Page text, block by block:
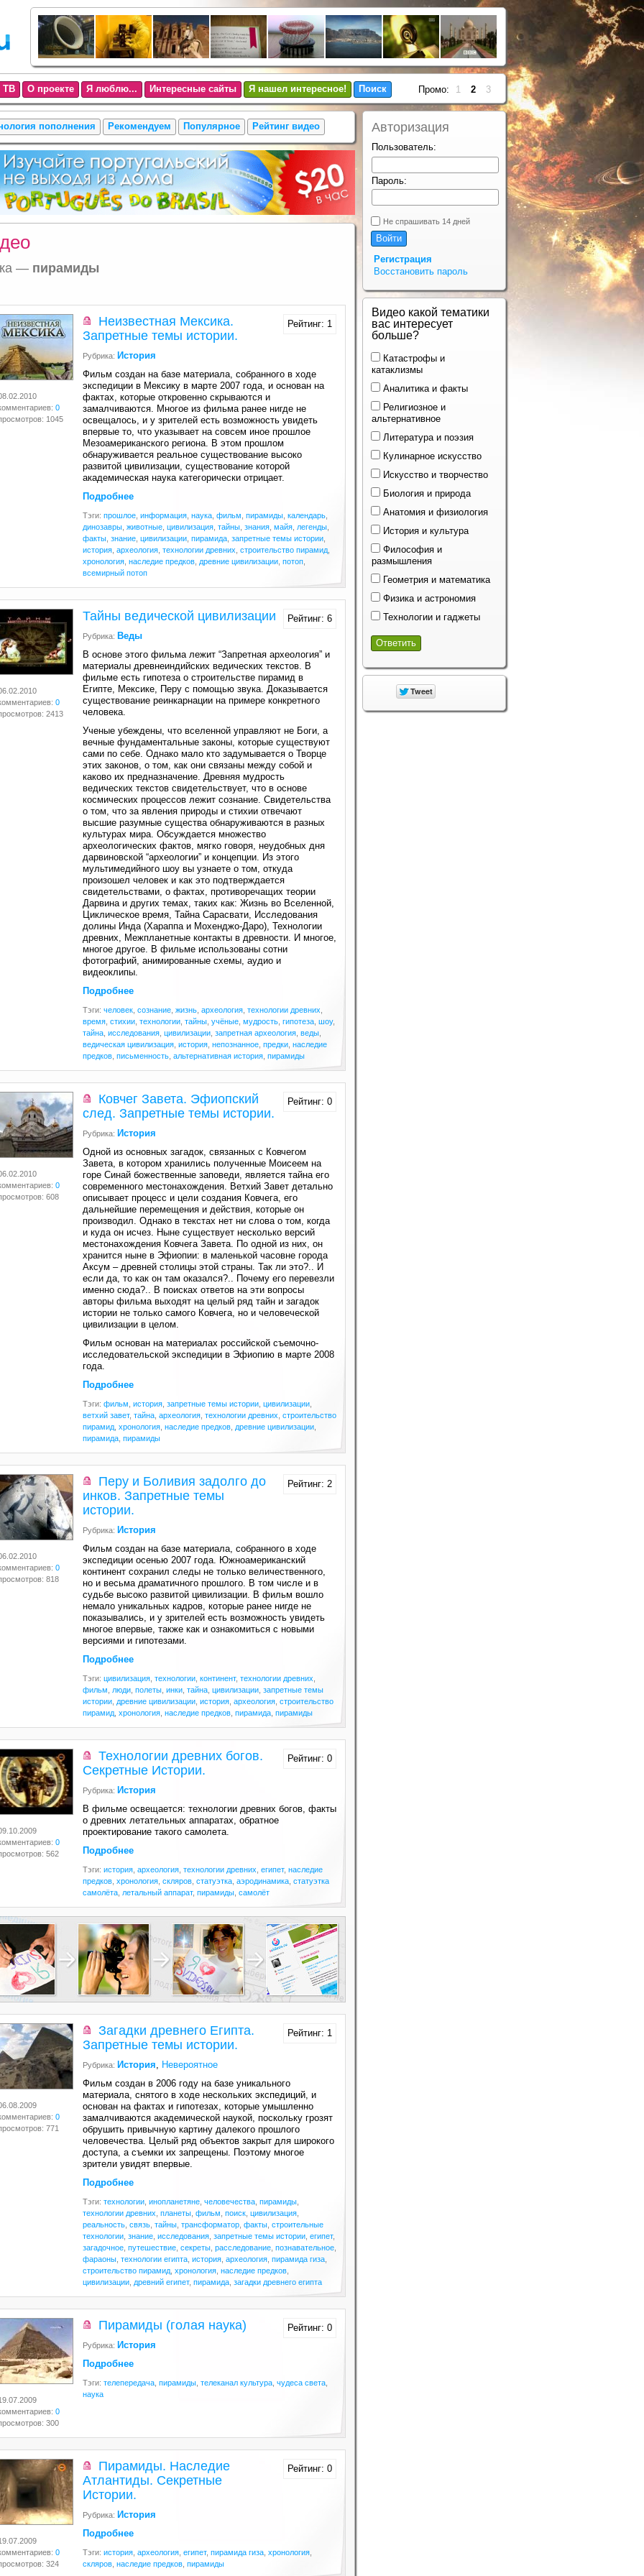
ТВ О проекте Я люблю... Интересные сайты Я нашел интересное! Поиск Промо: 1 2 3
пополнения Рекомендуем Популярное Рейтинг видео
— пирамиды
0
1045
Рейтинг: 1
Неизвестная Мексика.
Запретные темы истории.
Рубрика: История
Фильм создан на базе материала, собранного в ходе
экспедиции в Мексику в марте 2007 года, и основан на
фактах, которые откровенно скрываются и
замалчиваются. Многое из фильма ранее нигде не
освещалось, и у зрителей есть возможность увидеть
впервые то, что указывает на совсем иное прошлое
Мезоамериканского региона. В этом прошлом
обнаруживается реальное существование высоко
развитой цивилизации, существование которой
академическая наука категорически отрицает.
Подробнее
Тэги: прошлое информация наука фильм пирамиды календарь
динозавры животные цивилизация тайны знания майя легенды
факты знание цивилизации пирамида запретные темы истории
история археология технологии древних строительство пирамид
хронология наследие предков древние цивилизации потоп
всемирный потоп
0
2413
Рейтинг: 6
Тайны ведической цивилизации
Рубрика: Веды
В основе этого фильма лежит “Запретная археология” и
материалы древнеиндийских ведических текстов. В
фильме есть гипотеза о строительстве пирамид в
Египте, Мексике, Перу с помощью звука. Доказывается
существование реинкарнации на примере конкретного
человека.
Ученые убеждены, что вселенной управляют не Боги, а
вечные фундаментальные законы, которые существуют
сами по себе. Однако мало кто задумывается о Творце
этих законов, о том, как они связаны между собой и
каково их предназначение. Древняя мудрость
ведических текстов свидетельствует, что в основе
космических процессов лежит сознание. Свидетельства
о том, что за явления природы и стихии отвечают
высшие разумные существа обнаруживаются в разных
культурах мира. Обсуждается множество
археологических фактов, мягко говоря, неудобных дня
дарвиновской “археологии” и концепции. Из этого
мультимедийного шоу вы узнаете о том, откуда
произошел человек и как это подтверждается
свидетельствами, о фактах, противоречащих теории
Дарвина и других темах, таких как: Жизнь во Вселенной,
Циклическое время, Тайна Сарасвати, Исследования
долины Инда (Хараппа и Мохенджо-Даро), Технологии
древних, Межпланетные контакты в древности. И многое,
многое другое. В фильме использованы сотни
фотографий, анимированные схемы, аудио и
видеоклипы.
Подробнее
Тэги: человек сознание жизнь археология технологии древних
время стихии технологии тайны учёные мудрость гипотеза шоу,
тайна исследования цивилизации запретная археология веды
ведическая цивилизация история непознанное предки наследие
предков письменность альтернативная история пирамиды
0
608
Рейтинг: 0
Ковчег Завета. Эфиопский
след. Запретные темы истории.
Рубрика: История
Одной из основных загадок, связанных с Ковчегом
Завета, в котором хранились полученные Моисеем на
горе Синай божественные заповеди, является тайна его
современного местонахождения. Ветхий Завет детально
описывает процесс и цели создания Ковчега, его
дальнейшие перемещения и действия, которые он
производил. Однако в текстах нет ни слова о том, когда
и куда он исчез. Ныне существует несколько версий
местонахождения Ковчега Завета. По одной из них, он
хранится ныне в Эфиопии: в маленькой часовне города
Аксум – древней столицы этой страны. Так ли это?.. И
если да, то как он там оказался?.. Почему его перевезли
именно сюда?.. В поисках ответов на эти вопросы
авторы фильма выходят на целый ряд тайн и загадок
истории не только самого Ковчега, но и человеческой
цивилизации в целом.
Фильм основан на материалах российской съемочно-
исследовательской экспедиции в Эфиопию в марте 2008
года.
Подробнее
Тэги: фильм история запретные темы истории цивилизации
ветхий завет, тайна археология технологии древних строительство
пирамид хронология наследие предков древние цивилизации
пирамида пирамиды
0
818
Рейтинг: 2
Перу и Боливия задолго до
инков. Запретные темы
истории.
Рубрика: История
Фильм создан на базе материала, собранного в ходе
экспедиции осенью 2007 года. Южноамериканский
континент сохранил следы не только величественного,
но и весьма драматичного прошлого. В том числе и в
судьбе высоко развитой цивилизации. В фильм вошло
немало уникальных кадров, которые ранее нигде не
показывались, и у зрителей есть возможность увидеть
многое впервые, также как и ознакомиться с новыми
версиями и гипотезами.
Подробнее
Тэги: цивилизация технологии континент, технологии древних
фильм
люди полеты инки тайна цивилизации запретные темы
истории древние цивилизации история археология строительство
пирамид хронология наследие предков пирамида пирамиды
0
562
Рейтинг: 0
Технологии древних богов.
Секретные Истории.
Рубрика: История
В фильме освещается: технологии древних богов, факты
о древних летательных аппаратах, обратное
проектирование такого самолета.
Подробнее
Тэги: история археология технологии древних египет, наследие
предков хронология скляров статуэтка аэродинамика статуэтка
самолёта летальный аппарат, пирамиды самолёт
0
771
Рейтинг: 1
Загадки древнего Египта.
Запретные темы истории.
Рубрика: История, Невероятное
Фильм создан в 2006 году на базе уникального
материала, снятого в ходе нескольких экспедиций, и
основан на фактах и гипотезах, которые умышленно
замалчиваются академической наукой, поскольку грозят
обрушить привычную картину далекого прошлого
человечества. Целый ряд объектов закрыт для широкого
доступа, а съемки их запрещены. Поэтому многое
зрители увидят впервые.
Подробнее
Тэги: технологии инопланетяне человечества пирамиды
технологии древних планеты фильм поиск цивилизация
реальность связь тайны трансформатор факты строительные
технологии знание исследования запретные темы истории египет,
загадочное путешествие секреты расследование познавательное
фараоны технологии египта история археология пирамида гиза
строительство пирамид хронология наследие предков
цивилизации древний египет, пирамида загадки древнего египта
0
300
Рейтинг: 0
Пирамиды (голая наука)
Рубрика: История
Подробнее
Тэги: телепередача пирамиды телеканал культура чудеса света
наука
0
324
Рейтинг: 0
Пирамиды. Наследие
Атлантиды. Секретные
Истории.
Рубрика: История
Подробнее
Тэги: история археология египет, пирамида гиза хронология
скляров наследие предков пирамиды
Авторизация
Пользователь:
Пароль:
Не спрашивать 14 дней
Регистрация
Восстановить пароль
Видео какой тематики
вас интересует
больше?
Катастрофы и
катаклизмы
Аналитика и факты
Религиозное и
альтернативное
Литература и поэзия
Кулинарное искусство
Искусство и творчество
Биология и природа
Анатомия и физиология
История и культура
Философия и
размышления
Геометрия и математика
Физика и астрономия
Технологии и гаджеты